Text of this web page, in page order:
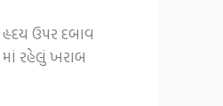
ઉપર દબાવ
રહેલું ખરાબ